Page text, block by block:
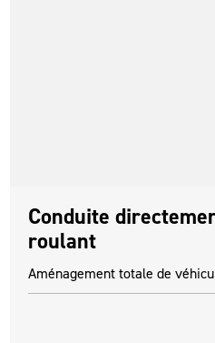
Conduite
roulant
Aménagement totale de